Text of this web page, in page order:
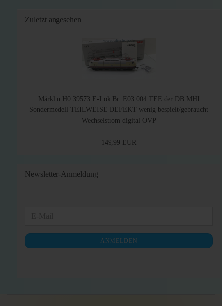
Zuletzt angesehen
Märklin H0 39573 E-Lok Br. E03 004 TEE der DB MHI
Sondermodell TEILWEISE DEFEKT wenig bespielt/gebraucht
Wechselstrom digital OVP
149,99 EUR
Newsletter-Anmeldung
NEWSLETTER-
ANMELDUNG
ANMELDEN